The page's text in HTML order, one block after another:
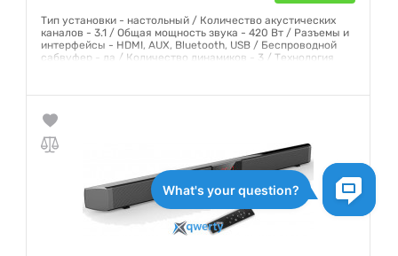
Тип установки - настольный / Количество акустических
каналов - 3.1 / Общая мощность звука - 420 Вт / Разъемы и
интерфейсы - HDMI, AUX, Bluetooth, USB / Беспроводной
сабвуфер - да / Количество динамиков - 3 / Технология
Гарантия:12 месяцев